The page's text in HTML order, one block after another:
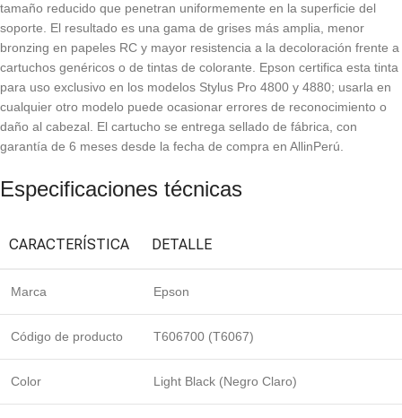
tamaño reducido que penetran uniformemente en la superficie del
soporte. El resultado es una gama de grises más amplia, menor
bronzing en papeles RC y mayor resistencia a la decoloración frente a
cartuchos genéricos o de tintas de colorante. Epson certifica esta tinta
para uso exclusivo en los modelos Stylus Pro 4800 y 4880; usarla en
cualquier otro modelo puede ocasionar errores de reconocimiento o
daño al cabezal. El cartucho se entrega sellado de fábrica, con
garantía de 6 meses desde la fecha de compra en AllinPerú.
Especificaciones técnicas
CARACTERÍSTICA DETALLE
Marca Epson
Código de producto T606700 (T6067)
Color Light Black (Negro Claro)